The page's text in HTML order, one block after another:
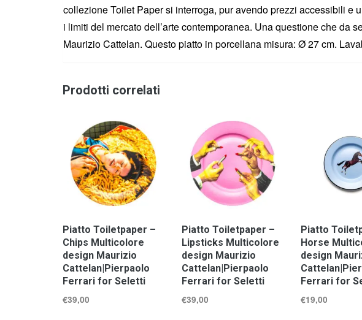
collezione Toilet Paper si interroga, pur avendo prezzi accessibili e
i limiti del mercato dell’arte contemporanea. Una questione che da
Maurizio Cattelan. Questo piatto in porcellana misura: Ø 27 cm.
Prodotti correlati
Piatto Toiletpaper –
Chips Multicolore
design Maurizio
Cattelan|Pierpaolo
Ferrari for Seletti
€39,00
Piatto Toiletpaper –
Lipsticks Multicolore
design Maurizio
Cattelan|Pierpaolo
Ferrari for Seletti
€39,00
Piatto
Horse
design
Ferrari for
€19,00